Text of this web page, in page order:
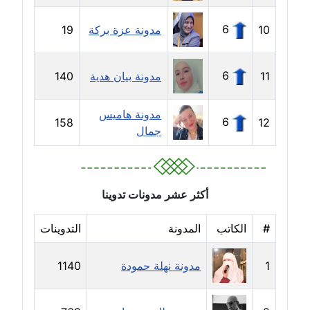
مدونة خولة سعيدان
عاملة
مدونة داليا السعيد
موقوف
مدونة داليا فاروق
عاملة
مدونة داليا نور
عاملة
مدونة دعاء البدري
عاملة
مدونة دعاء الجابي
عاملة
10
6 مدونة عزة بركة 19
11
6 مدونة بيان هدية 140
12
6
مدونة هاميس
جمال
158
أكثر عشر مدونات تدوينا
# الكاتب المدونة التدوينات
1 مدونة نهلة حمودة 1140